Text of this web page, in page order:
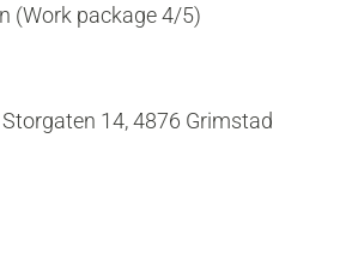
(Work package 4/5)
14, 4876 Grimstad